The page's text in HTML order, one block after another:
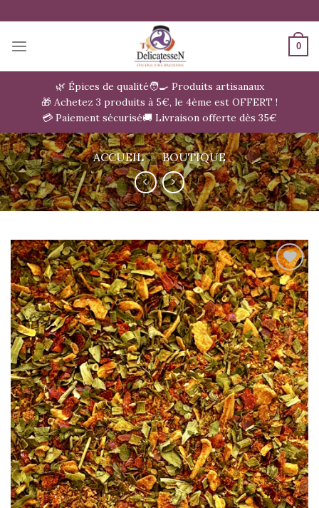
au
contenu
0
🌿 Épices de qualité🧑‍🍳 Produits artisanaux
🎁 Achetez 3 produits à 5€, le 4ème est OFFERT !
💳 Paiement sécurisé🚚 Livraison offerte dès 35€
ACCUEIL » BOUTIQUE
Ajouter
à la liste
d’envies